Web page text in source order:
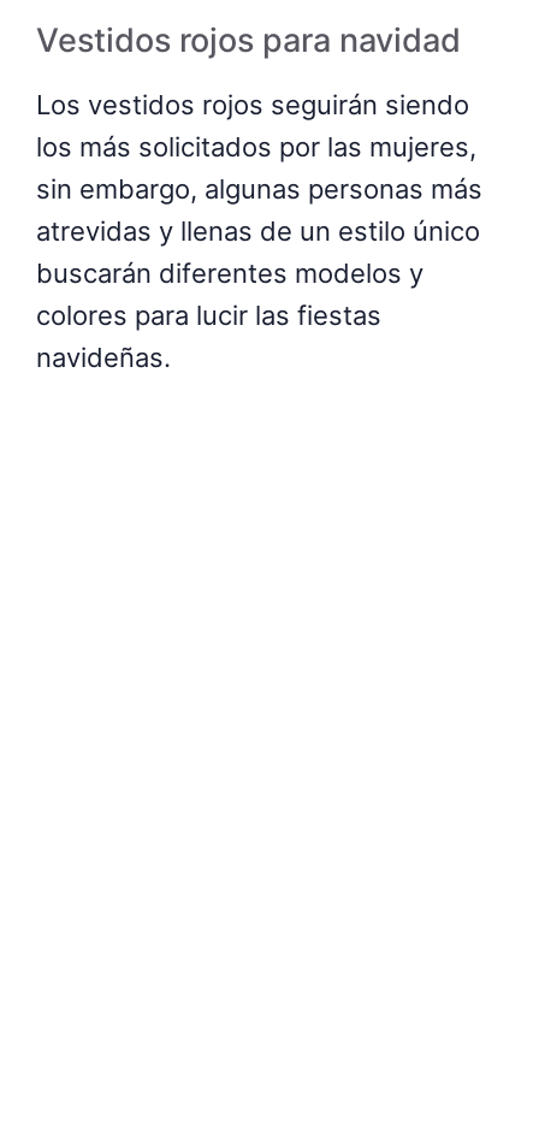
Vestidos rojos para navidad
Los vestidos rojos seguirán siendo
los más solicitados por las mujeres,
sin embargo, algunas personas más
atrevidas y llenas de un estilo único
buscarán diferentes modelos y
colores para lucir las fiestas
navideñas.